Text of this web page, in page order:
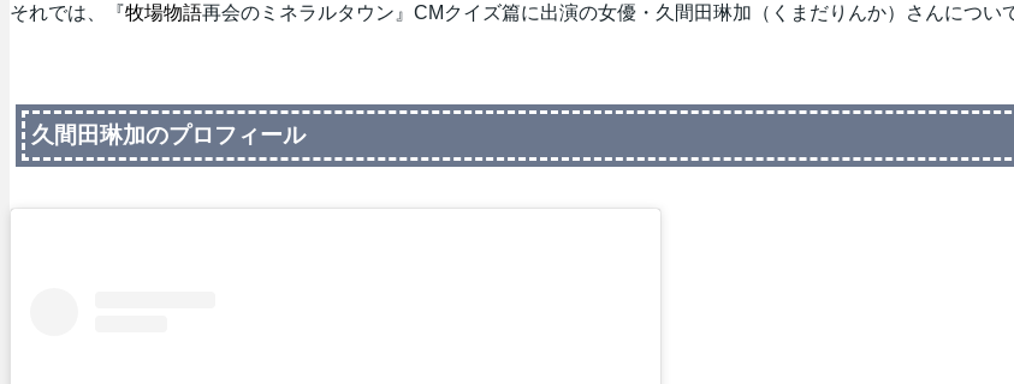
それでは、『牧場物語再会のミネラルタウン』CMクイズ篇に出演の女優・久間田琳加（くまだりんか）さんについ
久間田琳加のプロフィール